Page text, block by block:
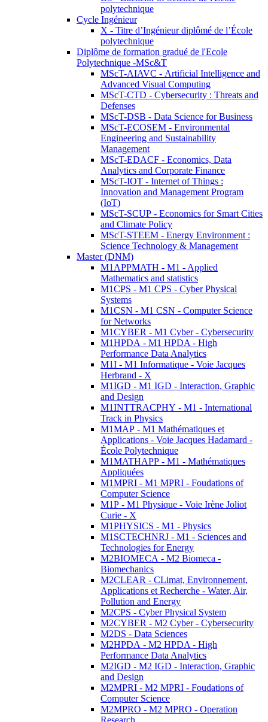
polytechnique
Cycle Ingénieur
X - Titre d’Ingénieur diplômé de l’École
polytechnique
Diplôme de formation gradué de l'Ecole
Polytechnique -MSc&T
MScT-AIAVC - Artificial Intelligence and
Advanced Visual Computing
MScT-CTD - Cybersecurity : Threats and
Defenses
MScT-DSB - Data Science for Business
MScT-ECOSEM - Environmental
Engineering and Sustainability
Management
MScT-EDACF - Economics, Data
Analytics and Corporate Finance
MScT-IOT - Internet of Things :
Innovation and Management Program
(IoT)
MScT-SCUP - Economics for Smart Cities
and Climate Policy
MScT-STEEM - Energy Environment :
Science Technology & Management
Master (DNM)
M1APPMATH - M1 - Applied
Mathematics and statistics
M1CPS - M1 CPS - Cyber Physical
Systems
M1CSN - M1 CSN - Computer Science
for Networks
M1CYBER - M1 Cyber - Cybersecurity
M1HPDA - M1 HPDA - High
Performance Data Analytics
M1I - M1 Informatique - Voie Jacques
Herbrand - X
M1IGD - M1 IGD - Interaction, Graphic
and Design
M1INTTRACPHY - M1 - International
Track in Physics
M1MAP - M1 Mathématiques et
Applications - Voie Jacques Hadamard -
École Polytechnique
M1MATHAPP - M1 - Mathématiques
Appliquées
M1MPRI - M1 MPRI - Foudations of
Computer Science
M1P - M1 Physique - Voie Irène Joliot
Curie - X
M1PHYSICS - M1 - Physics
M1SCTECHNRJ - M1 - Sciences and
Technologies for Energy
M2BIOMECA - M2 Biomeca -
Biomechanics
M2CLEAR - CLimat, Environnement,
Applications et Recherche - Water, Air,
Pollution and Energy
M2CPS - Cyber Physical System
M2CYBER - M2 Cyber - Cybersecurity
M2DS - Data Sciences
M2HPDA - M2 HPDA - High
Performance Data Analytics
M2IGD - M2 IGD - Interaction, Graphic
and Design
M2MPRI - M2 MPRI - Foudations of
Computer Science
M2MPRO - M2 MPRO - Operation
Research